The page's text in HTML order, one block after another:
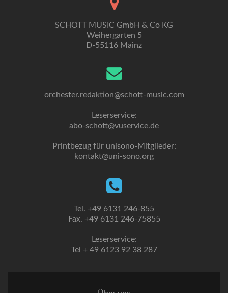
SCHOTT MUSIC GmbH & Co KG
Weihergarten 5
D-55116 Mainz
orchester.redaktion@schott-music.com
Leserservice:
abo-schott@vuservice.de
Printbezug für unisono-Mitglieder:
kontakt@uni-sono.org
Tel. +49 6131 246-855
Fax. +49 6131 246-75855
Leserservice:
Tel + 49 6123 92 38 287